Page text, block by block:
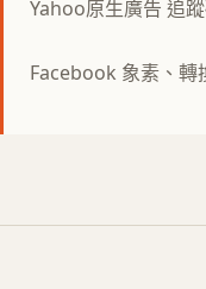
Yahoo原生廣告 追
Facebook 象素、轉